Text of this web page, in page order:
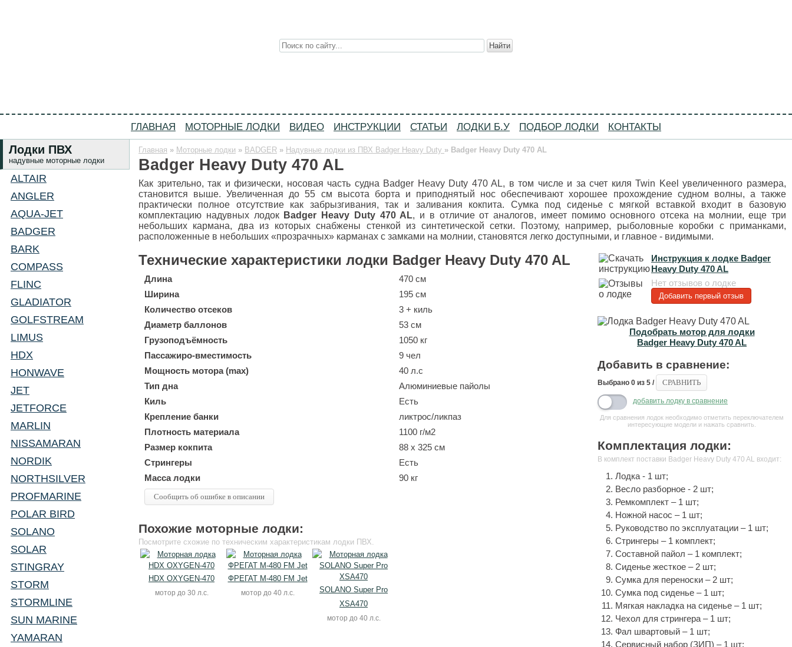
ГЛАВНАЯ МОТОРНЫЕ ЛОДКИ ВИДЕО ИНСТРУКЦИИ СТАТЬИ ЛОДКИ Б.У ПОДБОР ЛОДКИ КОНТАКТЫ
Лодки ПВХ
надувные моторные лодки
ALTAIR
ANGLER
AQUA-JET
BADGER
BARK
COMPASS
FLINC
GLADIATOR
GOLFSTREAM
LIMUS
HDX
HONWAVE
JET
JETFORCE
MARLIN
NISSAMARAN
NORDIK
NORTHSILVER
PROFMARINE
POLAR BIRD
SOLANO
SOLAR
STINGRAY
STORM
STORMLINE
SUN MARINE
YAMARAN
Главная » Моторные лодки » BADGER » Надувные лодки из ПВХ Badger Heavy Duty » Badger Heavy Duty 470 AL
Badger Heavy Duty 470 AL
Как зрительно, так и физически, носовая часть судна Badger Heavy Duty 470 AL, в том числе и за счет киля Twin Keel увеличенного размера,
становится выше. Увеличенная до 55 см высота борта и приподнятый нос обеспечивают хорошее прохождение судном волны, а также
практически полное отсутствие как забрызгивания, так и заливания кокпита. Сумка под сиденье с мягкой вставкой входит в базовую
комплектацию надувных лодок Badger Heavy Duty 470 AL, и в отличие от аналогов, имеет помимо основного отсека на молнии, еще три
небольших кармана, два из которых снабжены стенкой из синтетической сетки. Поэтому, например, рыболовные коробки с приманками,
расположенные в небольших «прозрачных» карманах с замками на молнии, становятся легко доступными, и главное - видимыми.
Технические характеристики лодки Badger Heavy Duty 470 AL
Длина
470 см
Ширина
195 см
Количество отсеков
3 + киль
Диаметр баллонов
53 см
Грузоподъёмность
1050 кг
Пассажиро-вместимость
9 чел
Мощность мотора (max)
40 л.с
Тип дна
Алюминиевые пайолы
Киль
Есть
Крепление банки
ликтрос/ликпаз
Плотность материала
1100 г/м2
Размер кокпита
88 x 325 см
Стрингеры
Есть
Масса лодки
90 кг
Сообщить об ошибке в описании
Похожие моторные лодки:
Посмотрите схожие по техническим характеристикам лодки ПВХ.
HDX OXYGEN-470
мотор до 30 л.с.
ФРЕГАТ M-480 FM Jet
мотор до 40 л.с.
SOLANO Super Pro
XSA470
мотор до 40 л.с.
Инструкция к лодке Badger
Heavy Duty 470 AL
Нет отзывов о лодке
Добавить первый отзыв
Подобрать мотор для лодки
Badger Heavy Duty 470 AL
Добавить в сравнение:
Выбрано 0 из 5 / СРАВНИТЬ
добавить лодку в сравнение
Для сравнения лодок необходимо отметить переключателем
интересующие модели и нажать сравнить.
Комплектация лодки:
В комплект поставки Badger Heavy Duty 470 AL входит:
Лодка - 1 шт;
Весло разборное - 2 шт;
Ремкомплект – 1 шт;
Ножной насос – 1 шт;
Руководство по эксплуатации – 1 шт;
Стрингеры – 1 комплект;
Составной пайол – 1 комплект;
Сиденье жесткое – 2 шт;
Сумка для переноски – 2 шт;
Сумка под сиденье – 1 шт;
Мягкая накладка на сиденье – 1 шт;
Чехол для стрингера – 1 шт;
Фал швартовый – 1 шт;
Сервисный набор (ЗИП) – 1 шт;